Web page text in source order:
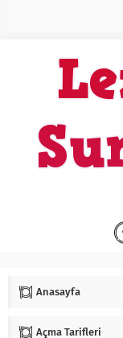
Anasayfa
Açma Tarifleri